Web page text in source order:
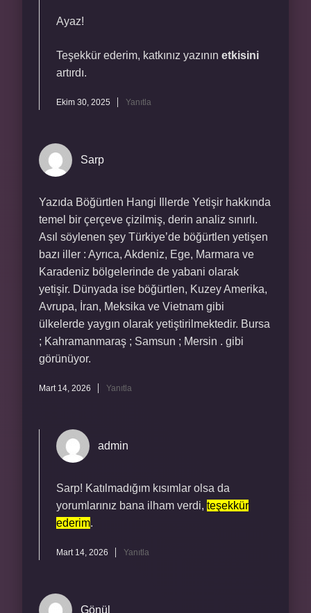
Ayaz!
Teşekkür ederim, katkınız yazının etkisini
artırdı.
Ekim 30, 2025 Yanıtla
Sarp
Yazıda Böğürtlen Hangi Illerde Yetişir hakkında
temel bir çerçeve çizilmiş, derin analiz sınırlı.
Asıl söylenen şey Türkiye’de böğürtlen yetişen
bazı iller : Ayrıca, Akdeniz, Ege, Marmara ve
Karadeniz bölgelerinde de yabani olarak
yetişir. Dünyada ise böğürtlen, Kuzey Amerika,
Avrupa, İran, Meksika ve Vietnam gibi
ülkelerde yaygın olarak yetiştirilmektedir. Bursa
; Kahramanmaraş ; Samsun ; Mersin . gibi
görünüyor.
Mart 14, 2026 Yanıtla
admin
Sarp! Katılmadığım kısımlar olsa da
yorumlarınız bana ilham verdi, teşekkür
ederim.
Mart 14, 2026 Yanıtla
Gönül